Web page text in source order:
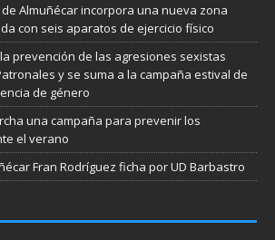
Almuñécar incorpora una nueva zona
con seis aparatos de ejercicio físico
prevención de las agresiones sexistas
y se suma a la campaña estival de
de género
una campaña para prevenir los
el verano
Fran Rodríguez ficha por UD Barbastro